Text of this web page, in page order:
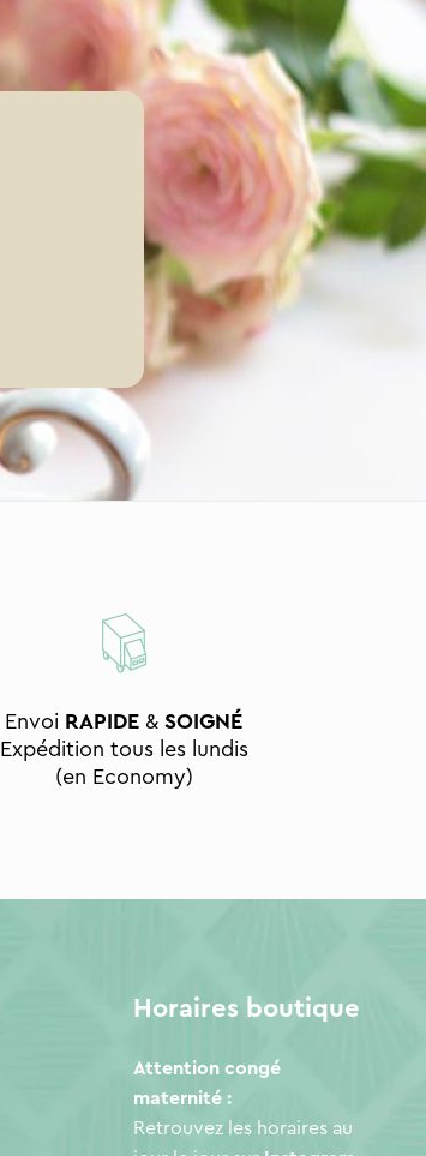
Envoi RAPIDE &SOIGNÉ
Expédition tous les lundis
(en Economy)
Horaires boutique
Attention congé
maternité :
Retrouvez les horaires au